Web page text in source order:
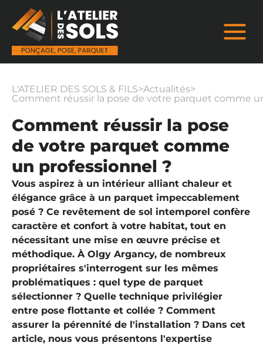
L'ATELIER DES SOLS & FILS>Actualités>
Comment réussir la pose de votre parquet comme
Comment réussir la pose
de votre parquet comme
un professionnel ?
Vous aspirez à un intérieur alliant chaleur et
élégance grâce à un parquet impeccablement
posé ? Ce revêtement de sol intemporel confère
caractère et confort à votre habitat, tout en
nécessitant une mise en œuvre précise et
méthodique. À Olgy Argancy, de nombreux
propriétaires s'interrogent sur les mêmes
problématiques : quel type de parquet
sélectionner ? Quelle technique privilégier
entre pose flottante et collée ? Comment
assurer la pérennité de l'installation ? Dans cet
article, nous vous présentons l'expertise